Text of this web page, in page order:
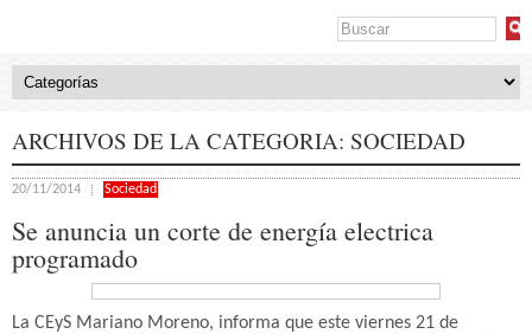
ARCHIVOS DE LA CATEGORIA: SOCIEDAD
20/11/2014 Sociedad
Se anuncia un corte de energía electrica
programado
La CEyS Mariano Moreno, informa que este viernes 21 de